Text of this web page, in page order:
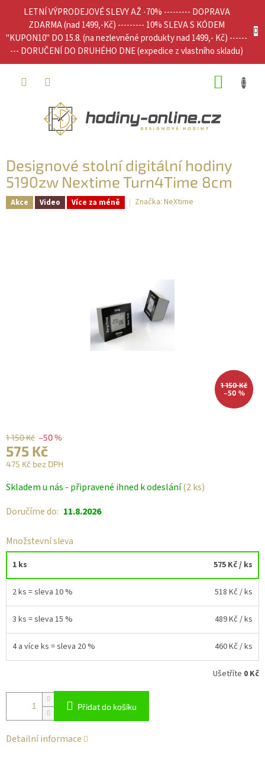
LETNÍ VÝPRODEJOVÉ SLEVY AŽ -70% --------- DOPRAVA
ZDARMA (nad 1499,-Kč) --------- 10% SLEVA S KÓDEM
"KUPON10" DO 15.8. (na nezlevněné produkty nad 1499,- Kč) ------
--- DORUČENÍ DO DRUHÉHO DNE (expedice z vlastního skladu)
Designové stolní digitální hodiny
5190zw Nextime Turn4Time 8cm
Akce Video Více za méně Značka: NeXtime
1 150 Kč
–50 %
1 150 Kč –50 %
575 Kč
475 Kč bez DPH
cena:
Skladem u nás - připravené ihned k odeslání(2 ks)
Doručíme do: 11.8.2026
Množstevní sleva
1 ks 575 Kč/ ks
2 ks = sleva 10 % 518 Kč / ks
3 ks = sleva 15 % 489 Kč / ks
4 a více ks = sleva 20 % 460 Kč / ks
Ušetříte 0 Kč
Přidat do košíku
Detailní informace